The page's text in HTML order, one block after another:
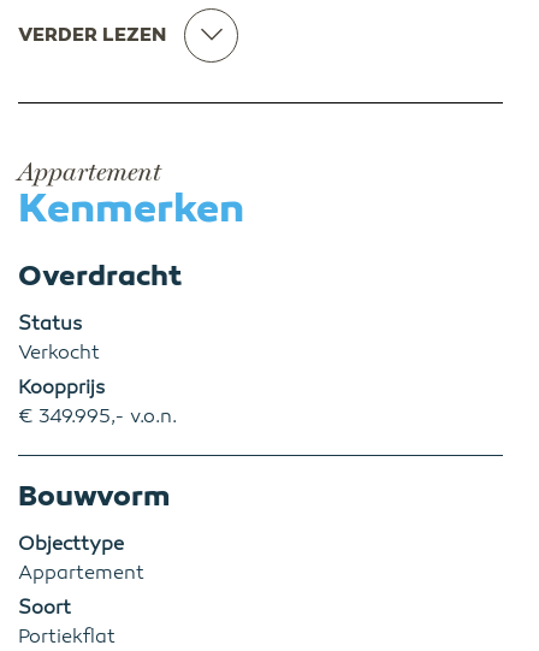
VERDER LEZEN
Appartement
Kenmerken
Overdracht
Status
Verkocht
Koopprijs
€ 349.995,- v.o.n.
Bouwvorm
Objecttype
Appartement
Soort
Portiekflat